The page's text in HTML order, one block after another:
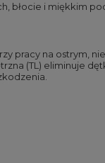
i miękkim
pracy na ostrym,
(TL) eliminuje